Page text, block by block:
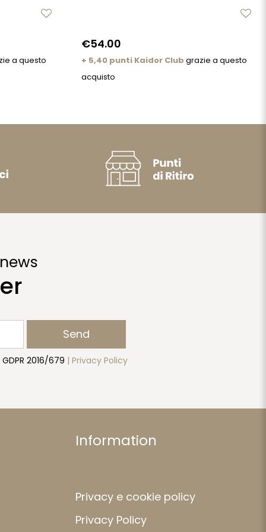
a questo
€54.00
+ 5,40 punti Kaidor Club grazie a questo
acquisto
Send
2016/679 | Privacy Policy
Information
Privacy e cookie policy
Privacy Policy